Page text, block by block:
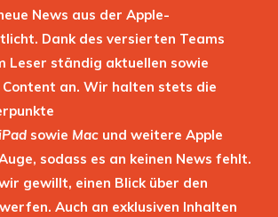
News aus der Apple-
Dank des versierten Teams
Leser ständig aktuellen sowie
an. Wir halten stets die
sowie Mac und weitere Apple
sodass es an keinen News fehlt.
gewillt, einen Blick über den
Auch an exklusiven Inhalten